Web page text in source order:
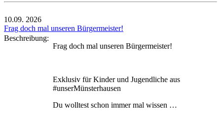
10.09. 2026
Frag doch mal unseren Bürgermeister!
Beschreibung:
Frag doch mal unseren Bürgermeister!
Exklusiv für Kinder und Jugendliche aus
#unserMünsterhausen
Du wolltest schon immer mal wissen …